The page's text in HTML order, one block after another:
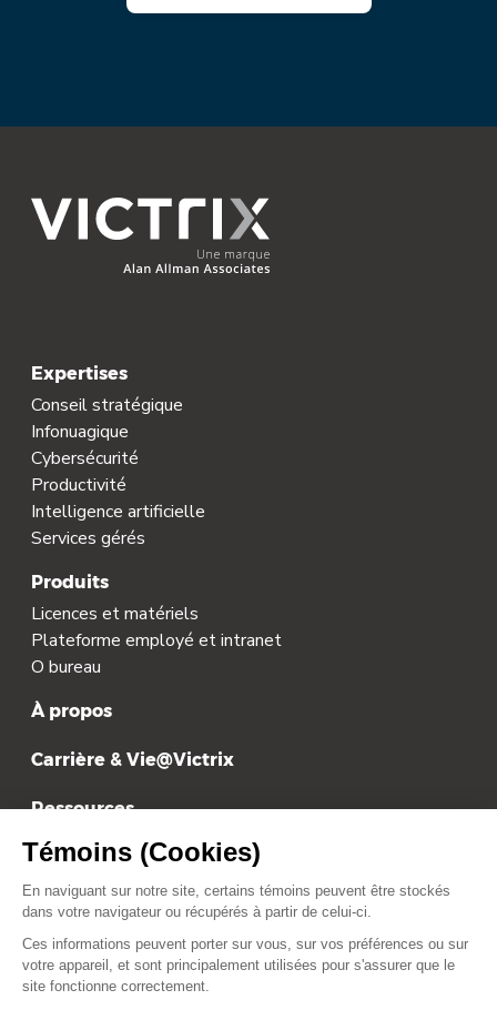
Expertises
Conseil stratégique
Infonuagique
Cybersécurité
Productivité
Intelligence artificielle
Services gérés
Produits
Licences et matériels
Plateforme employé et intranet
O bureau
À propos
Carrière & Vie@Victrix
Ressources
Tarification
Contact
contact@victrix.ca
+1 514-879-1919